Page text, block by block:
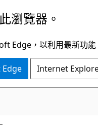
瀏覽器。
Edge，以利用最新功能
Internet